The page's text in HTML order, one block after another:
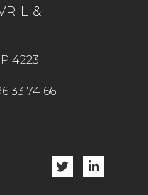
&
4223
33 74 66